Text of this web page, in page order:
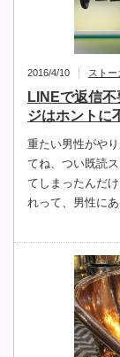
2016/4/10 ストー
LINEで返信
ジはホントに
重たい男性がや
てね、つい既読
てしまったんだ
れって、男性に